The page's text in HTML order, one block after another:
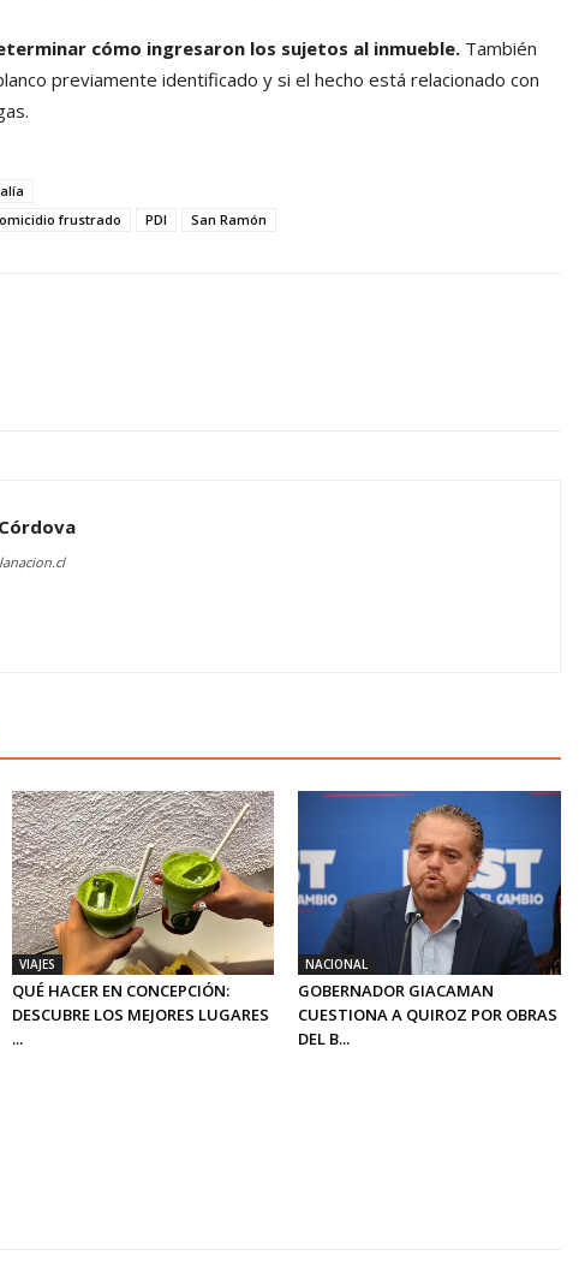
cómo ingresaron los sujetos al inmueble. También
previamente identificado y si el hecho está relacionado con
frustrado PDI San Ramón
VIAJES
QUÉ HACER EN CONCEPCIÓN:
DESCUBRE LOS MEJORES LUGARES
...
NACIONAL
GOBERNADOR GIACAMAN
CUESTIONA A QUIROZ POR OBRAS
DEL B...